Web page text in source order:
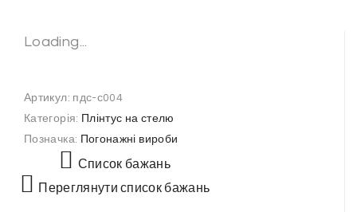
Loading...
Артикул: пдс-с004
Категорія:
Плінтус на стелю
Позначка:
Погонажні вироби
Список бажань
Переглянути список бажань